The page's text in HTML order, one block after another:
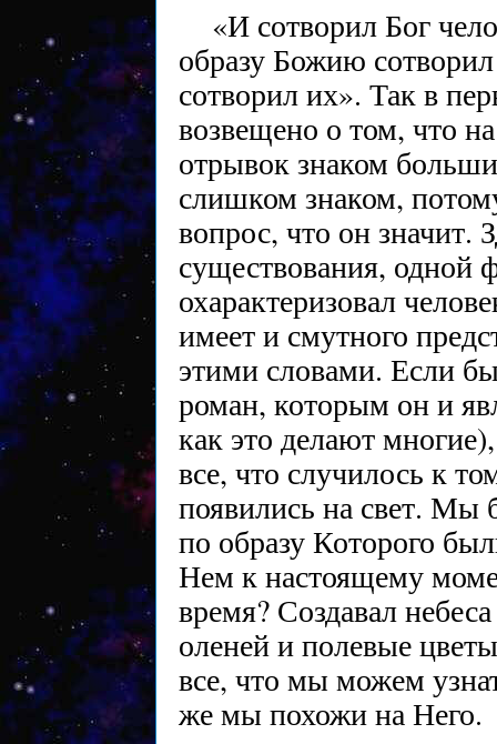
«И сотворил Бог
образу Божию
сотворил их». Так в
возвещено о том, что
отрывок знаком
слишком знаком,
вопрос, что он значит.
существования, одной
охарактеризовал
имеет и смутного
этими словами. Если
роман, которым он и
как это делают
все, что случилось к
появились на свет. Мы
по образу Которого
Нем к настоящему
время? Создавал
оленей и полевые
все, что мы можем
же мы похожи на Него.